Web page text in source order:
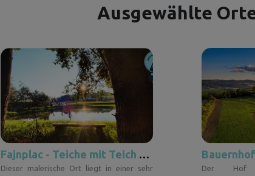
Ausgewählte
Fajnplac - Teiche mit Teich / Vysočina
Dieser malerische Ort liegt in einer sehr
Der Hof